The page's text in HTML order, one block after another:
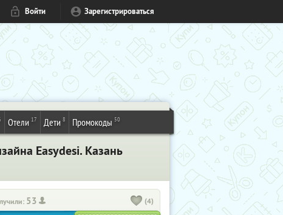
Войти Зарегистрироваться
Отели 17 Дети 8 Промокоды 50
Easydesi. Казань
53 (4)